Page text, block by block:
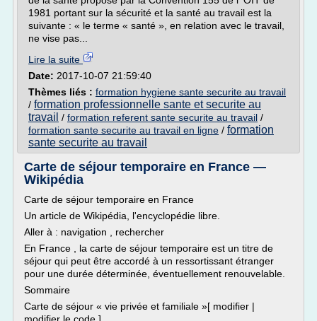
1981 portant sur la sécurité et la santé au travail est la
suivante : « le terme « santé », en relation avec le travail,
ne vise pas...
Lire la suite
Date: 2017-10-07 21:59:40
Thèmes liés : formation hygiene sante securite au travail
/ formation professionnelle sante et securite au
travail / formation referent sante securite au travail /
formation sante securite au travail en ligne / formation
sante securite au travail
Carte de séjour temporaire en France —
Wikipédia
Carte de séjour temporaire en France
Un article de Wikipédia, l'encyclopédie libre.
Aller à : navigation , rechercher
En France , la carte de séjour temporaire est un titre de
séjour qui peut être accordé à un ressortissant étranger
pour une durée déterminée, éventuellement renouvelable.
Sommaire
Carte de séjour « vie privée et familiale »[ modifier |